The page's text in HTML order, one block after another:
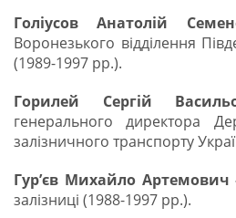
Голіусов Анатолій
Воронезького відділення
(1989-1997 рр.).
Горилей Сергій
генерального директора
залізничного транспорту
Гур’єв Михайло Артемович
залізниці (1988-1997 рр.).